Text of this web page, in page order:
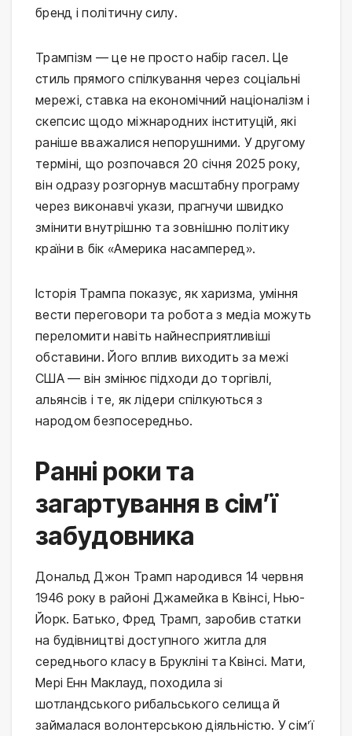
бренд і політичну силу.
Трампізм — це не просто набір гасел. Це
стиль прямого спілкування через соціальні
мережі, ставка на економічний націоналізм і
скепсис щодо міжнародних інституцій, які
раніше вважалися непорушними. У другому
терміні, що розпочався 20 січня 2025 року,
він одразу розгорнув масштабну програму
через виконавчі укази, прагнучи швидко
змінити внутрішню та зовнішню політику
країни в бік «Америка насамперед».
Історія Трампа показує, як харизма, уміння
вести переговори та робота з медіа можуть
переломити навіть найнесприятливіші
обставини. Його вплив виходить за межі
США — він змінює підходи до торгівлі,
альянсів і те, як лідери спілкуються з
народом безпосередньо.
Ранні роки та
загартування в сім’ї
забудовника
Дональд Джон Трамп народився 14 червня
1946 року в районі Джамейка в Квінсі, Нью-
Йорк. Батько, Фред Трамп, заробив статки
на будівництві доступного житла для
середнього класу в Брукліні та Квінсі. Мати,
Мері Енн Маклауд, походила зі
шотландського рибальського селища й
займалася волонтерською діяльністю. У сім’ї